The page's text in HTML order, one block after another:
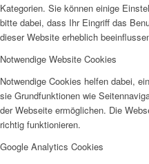
Kategorien. Sie können einige
bitte dabei, dass Ihr Eingriff das
dieser Website erheblich
Notwendige Website Cookies
Notwendige Cookies helfen dabei,
sie Grundfunktionen wie
der Webseite ermöglichen. Die
richtig funktionieren.
Google Analytics Cookies